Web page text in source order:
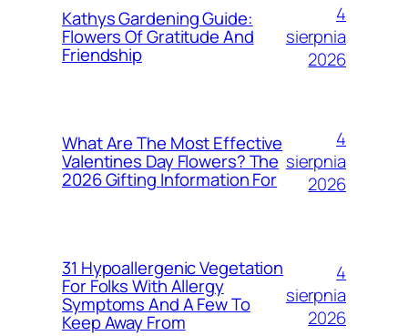
Kathys Gardening Guide:
Flowers Of Gratitude And
Friendship
4
sierpnia
2026
What Are The Most Effective
Valentines Day Flowers? The
2026 Gifting Information For
4
sierpnia
2026
31 Hypoallergenic Vegetation
For Folks With Allergy
Symptoms And A Few To
Keep Away From
4
sierpnia
2026